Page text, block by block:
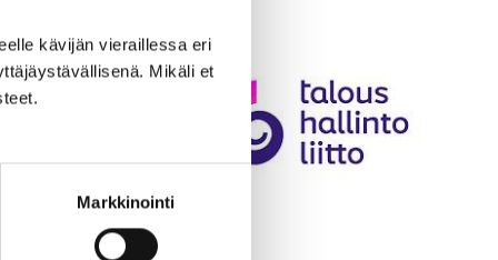
kävijän vieraillessa eri
Mikäli et
Markkinointi